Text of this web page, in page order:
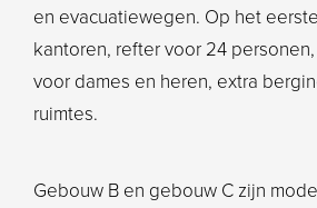
en evacuatiewegen. Op het
kantoren, refter voor 24
voor dames en heren, extra
ruimtes.
Gebouw B en gebouw C zijn